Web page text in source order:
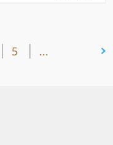
5 ...